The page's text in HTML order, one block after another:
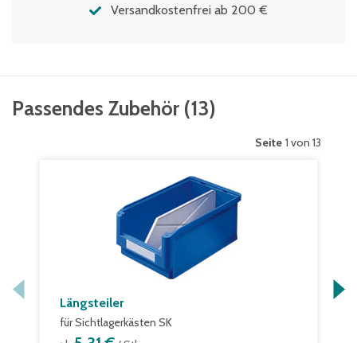
Versandkostenfrei ab 200 €
Passendes Zubehör (13)
Seite 1 von 13
Längsteiler
für Sichtlagerkästen SK